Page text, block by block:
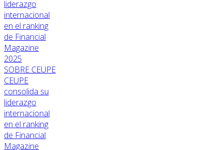
SOBRE CEUPE
CEUPE
consolida su
liderazgo
internacional
en el ranking
de Financial
Magazine